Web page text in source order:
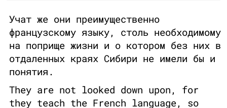
Учат же они преимущественно
французскому языку, столь необходимому
на поприще жизни и о котором без них в
отдаленных краях Сибири не имели бы и
понятия.
They are not looked down upon, for
they teach the French language, so